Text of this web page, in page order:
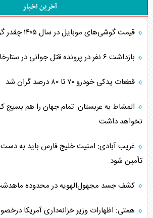
آخرین اخبار
قیمت گوشی‌های موبایل در سال ۱۴۰۵ چقدر گران شد؟
بازداشت ۶ نفر در پرونده قتل جوانی در ستارخان
قطعات یدکی خودرو ۷۰ تا ۸۰ درصد گران شد
المشاط به عربستان: تمام جهان را هم بسیج
نخواهد داشت
غریب آبادی: امنیت خلیج فارس باید به
تأمین شود
کشف جسد مجهول‌الهویه در محدوده
همتی: اظهارات وزیر خزانه‌داری آمریکا